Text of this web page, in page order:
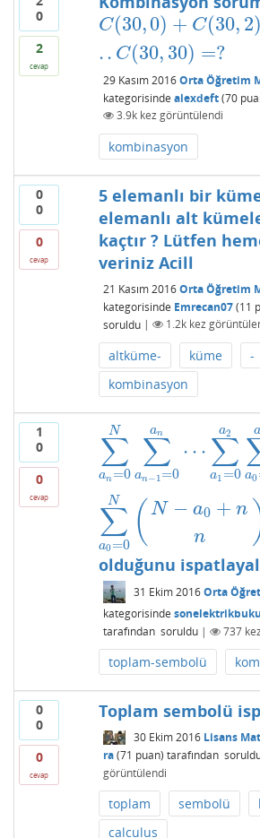
0
2
cevap
C(30,0) + C(30, 2)
.. C(30, 30) =?
C(30,0)+C 30 2)+C(30,4)
29 Kasım 2016 Orta Öğretim
kategorisinde alexdeft (70
3.9kkez görüntülendi
kombinasyon
0
0
0
cevap
5 elemanlı bir
elemanlı alt
kaçtır ? Lütfen
veriniz Acill
21 Kasım 2016 Orta Öğretim
kategorisinde Emrecan07 (11
soruldu | 1.2kkez
altküme- küme -
kombinasyon
1
0
0
cevap
∑
an =0
N ∑
an−1=0
an
⋯ ∑
a1 =0
a2
a0
a
∑
a0 =0
N ( N − a0 + n
n
∑a = N a n−1= 0a n ⋯∑
olduğunu
31 Ekim 2016 Orta
kategorisinde
tarafından soruldu | 737
toplam-sembolü
0
0
0
cevap
Toplam sembolü
30 Ekim 2016 Lisans
ra (71 puan) tarafından
görüntülendi
toplam sembolü
calculus